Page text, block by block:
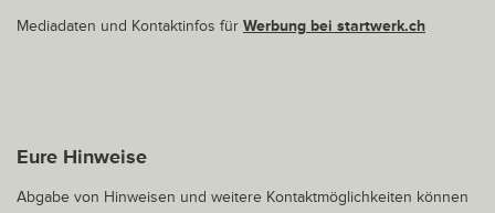
Mediadaten und Kontaktinfos für Werbung bei startwerk.ch
Eure Hinweise
Abgabe von Hinweisen und weitere Kontaktmöglichkeiten können